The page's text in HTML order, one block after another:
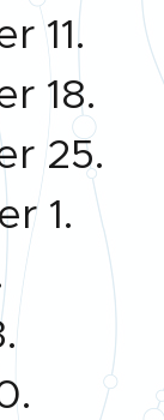
11.
18.
25.
1.